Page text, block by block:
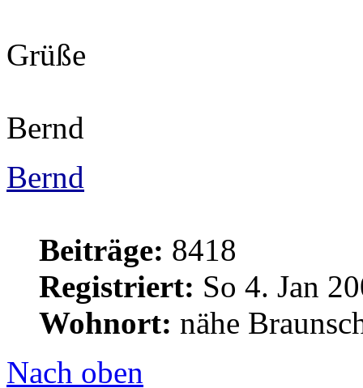
Grüße
Bernd
Bernd
Beiträge: 8418
Registriert: So 4. Jan
Wohnort: nähe
Nach oben